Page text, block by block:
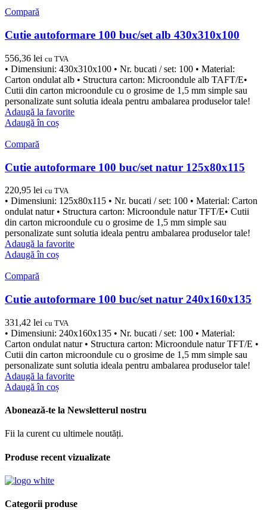
Compară
Cutie autoformare 100 buc/set alb 430x310x100
556,36 lei cu TVA
• Dimensiuni: 430x310x100 • Nr. bucati / set: 100 • Material:
Carton ondulat alb • Structura carton: Microondule alb TAFT/E•
Cutii din carton microondule cu o grosime de 1,5 mm simple sau
personalizate sunt solutia ideala pentru ambalarea produselor tale!
Adaugă la favorite
Adaugă în coș
Compară
Cutie autoformare 100 buc/set natur 125x80x115
220,95 lei cu TVA
• Dimensiuni: 125x80x115 • Nr. bucati / set: 100 • Material: Carton
ondulat natur • Structura carton: Microondule natur TFT/E• Cutii
din carton microondule cu o grosime de 1,5 mm simple sau
personalizate sunt solutia ideala pentru ambalarea produselor tale!
Adaugă la favorite
Adaugă în coș
Compară
Cutie autoformare 100 buc/set natur 240x160x135
331,42 lei cu TVA
• Dimensiuni: 240x160x135 • Nr. bucati / set: 100 • Material:
Carton ondulat natur • Structura carton: Microondule natur TFT/E •
Cutii din carton microondule cu o grosime de 1,5 mm simple sau
personalizate sunt solutia ideala pentru ambalarea produselor tale!
Adaugă la favorite
Adaugă în coș
Abonează-te la Newsletterul nostru
Fii la curent cu ultimele noutăți.
Produse recent vizualizate
Categorii produse